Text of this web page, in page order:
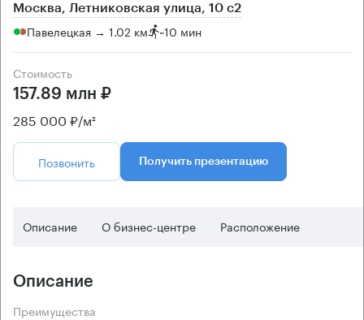
Москва, Летниковская улица, 10 с2
Павелецкая → 1.02 км ~10 мин
Стоимость
157.89 млн ₽
285 000 ₽/м²
Позвонить Получить презентацию
Описание О бизнес-центре Расположение
Описание
Преимущества